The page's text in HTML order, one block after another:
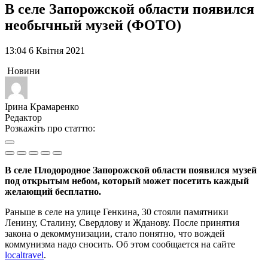
В селе Запорожской области появился
необычный музей (ФОТО)
13:04 6 Квітня 2021
Новини
Ірина Крамаренко
Редактор
Розкажіть про статтю:
В селе Плодородное Запорожской области появился музей
под открытым небом, который может посетить каждый
желающий бесплатно.
Раньше в селе на улице Генкина, 30 стояли памятники
Ленину, Сталину, Свердлову и Жданову. После принятия
закона о декоммунизации, стало понятно, что вождей
коммунизма надо сносить. Об этом сообщается на сайте
localtravel.